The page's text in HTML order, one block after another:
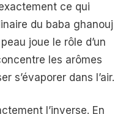
ce qui
du baba ghanouj
joue le rôle d’un
les arômes
s’évaporer dans l’air.
l’inverse. En